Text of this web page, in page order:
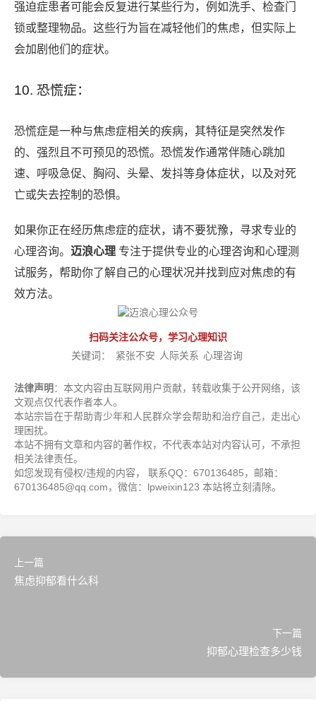
强迫症患者可能会反复进行某些行为，例如洗手、检查门
锁或整理物品。这些行为旨在减轻他们的焦虑，但实际上
会加剧他们的症状。
10. 恐慌症：
恐慌症是一种与焦虑症相关的疾病，其特征是突然发作
的、强烈且不可预见的恐慌。恐慌发作通常伴随心跳加
速、呼吸急促、胸闷、头晕、发抖等身体症状，以及对死
亡或失去控制的恐惧。
如果你正在经历焦虑症的症状，请不要犹豫，寻求专业的
心理咨询。 迈浪心理 专注于提供专业的心理咨询和心理测
试服务，帮助你了解自己的心理状况并找到应对焦虑的有
效方法。
扫码关注公众号，学习心理知识
关键词：
紧张不安 人际关系 心理咨询
法律声明 ：本文内容由互联网用户贡献，转载收集于公开网络，该
文观点仅代表作者本人。
本站宗旨在于帮助青少年和人民群众学会帮助和治疗自己，走出心
理困扰。
本站不拥有文章和内容的著作权，不代表本站对内容认可，不承担
相关法律责任。
如您发现有侵权/违规的内容， 联系QQ：670136485，邮箱：
670136485@qq.com，微信：lpweixin123 本站将立刻清除。
上一篇
焦虑抑郁看什么科
下一篇
抑郁心理检查多少钱